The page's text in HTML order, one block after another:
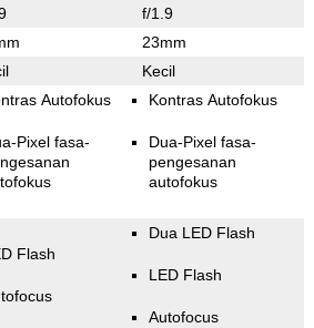
f/1.9
23mm
Kecil
Autofokus
Pixel fasa-
Kontras Autofokus
Dua-Pixel fasa-
pengesanan
autofokus
Flash
Dua LED Flash
LED Flash
Autofocus